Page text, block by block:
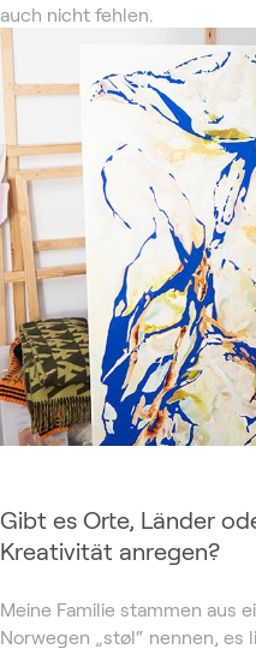
auch nicht fehlen.
Gibt es Orte, Länder
Kreativität anregen?
Meine Familie stammen aus
Norwegen „støl“ nennen, es